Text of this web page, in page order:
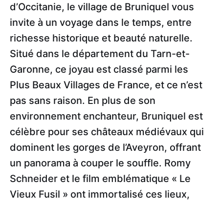
d’Occitanie, le village de Bruniquel vous
invite à un voyage dans le temps, entre
richesse historique et beauté naturelle.
Situé dans le département du Tarn-et-
Garonne, ce joyau est classé parmi les
Plus Beaux Villages de France, et ce n’est
pas sans raison. En plus de son
environnement enchanteur, Bruniquel est
célèbre pour ses châteaux médiévaux qui
dominent les gorges de l’Aveyron, offrant
un panorama à couper le souffle. Romy
Schneider et le film emblématique « Le
Vieux Fusil » ont immortalisé ces lieux,